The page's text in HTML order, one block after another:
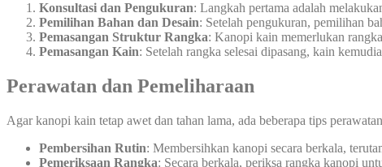
Konsultasi dan Pengukuran: Langkah pertama adalah
Pemilihan Bahan dan Desain: Setelah pengukuran, pemilihan
Pemasangan Struktur Rangka: Kanopi kain memerlukan
Pemasangan Kain: Setelah rangka selesai dipasang, kain
Perawatan dan Pemeliharaan
Agar kanopi kain tetap awet dan tahan lama, ada beberapa tips
Pembersihan Rutin: Membersihkan kanopi secara berkala,
Pemeriksaan Rangka: Secara berkala, periksa rangka kanopi